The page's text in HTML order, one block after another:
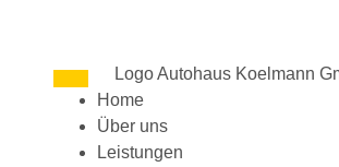
Home
Über uns
Leistungen